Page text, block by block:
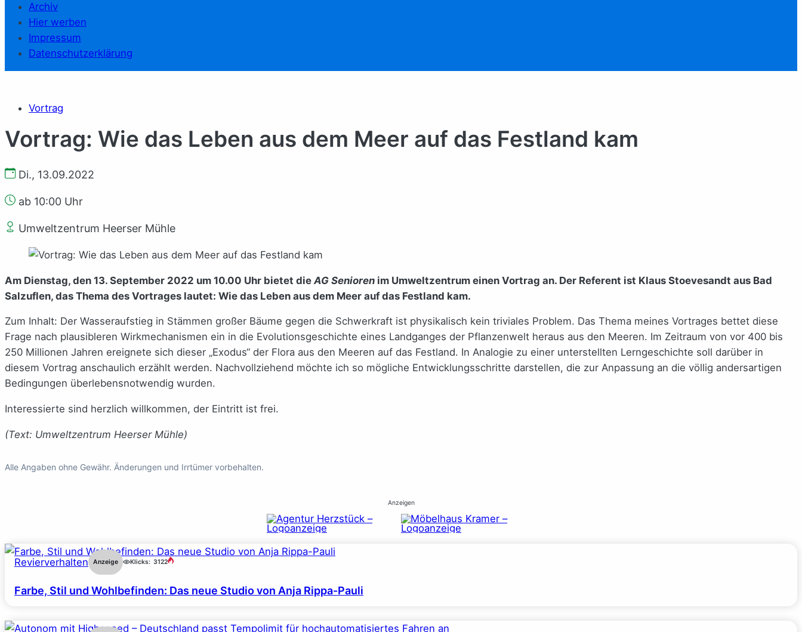
Archiv
Hier werben
Impressum
Datenschutzerklärung
Vortrag
Vortrag: Wie das Leben aus dem Meer auf das Festland kam
Di., 13.09.2022
ab 10:00 Uhr
Umweltzentrum Heerser Mühle
Am Dienstag, den 13. September 2022 um 10.00 Uhr bietet die AG Senioren im Umweltzentrum einen Vortrag an. Der Referent ist Klaus Stoevesandt aus Bad
Salzuflen, das Thema des Vortrages lautet: Wie das Leben aus dem Meer auf das Festland kam.
Zum Inhalt: Der Wasseraufstieg in Stämmen großer Bäume gegen die Schwerkraft ist physikalisch kein triviales Problem. Das Thema meines Vortrages bettet diese
Frage nach plausibleren Wirkmechanismen ein in die Evolutionsgeschichte eines Landganges der Pflanzenwelt heraus aus den Meeren. Im Zeitraum von vor 400 bis
250 Millionen Jahren ereignete sich dieser „Exodus“ der Flora aus den Meeren auf das Festland. In Analogie zu einer unterstellten Lerngeschichte soll darüber in
diesem Vortrag anschaulich erzählt werden. Nachvollziehend möchte ich so mögliche Entwicklungsschritte darstellen, die zur Anpassung an die völlig andersartigen
Bedingungen überlebensnotwendig wurden.
Interessierte sind herzlich willkommen, der Eintritt ist frei.
(Text: Umweltzentrum Heerser Mühle)
Alle Angaben ohne Gewähr. Änderungen und Irrtümer vorbehalten.
Anzeigen
Revierverhalten Anzeige Klicks: 3122
Farbe, Stil und Wohlbefinden: Das neue Studio von Anja Rippa-Pauli